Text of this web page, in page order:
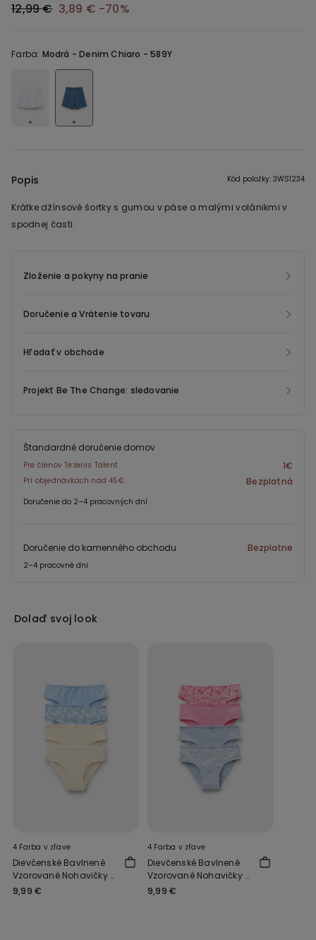
12,99 € 3,89 € -70%
Farba: Modrá -Denim Chiaro - 589Y
Popis Kód položky: 3WS1234
Krátke džínsové šortky s gumou v páse a malými volánikmi v
spodnej časti.
Zloženie a pokyny na pranie
Doručenie a Vrátenie tovaru
Hľadať v obchode
Projekt Be The Change: sledovanie
Štandardné doručenie domov
Pre členov Tezenis Talent 1€
Pri objednávkach nad 45€ Bezplatná
Doručenie do 2–4 pracovných dní
Doručenie do kamenného obchodu Bezplatne
2–4 pracovné dni
Dolaď svoj look
4 Farba v zľave
Dievčenské Bavlnené
Vzorované Nohavičky 4
Kusy
9,99 €
4 Farba v zľave
Dievčenské Bavlnené
Vzorované Nohavičky 4
Kusy
9,99 €